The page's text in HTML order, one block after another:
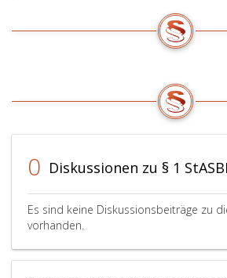
0 Diskussionen zu § 1
Es sind keine Diskussionsbeiträge zu
vorhanden.